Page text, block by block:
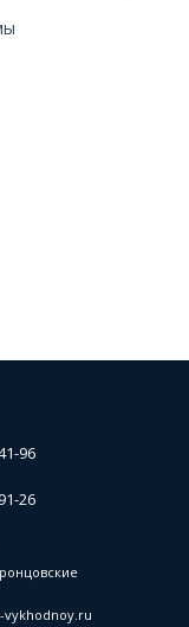
96
26
vykhodnoy.ru